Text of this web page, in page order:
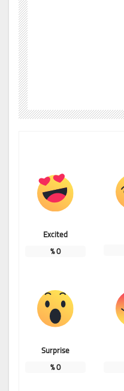
Excited
0
%
Surprise
0
%